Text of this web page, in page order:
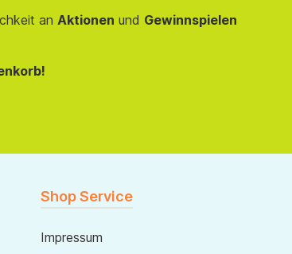
an Aktionen und Gewinnspielen
Shop Service
Impressum